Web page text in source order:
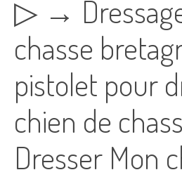
▷ →
chasse
pistolet pour
chien de
Dresser Mon